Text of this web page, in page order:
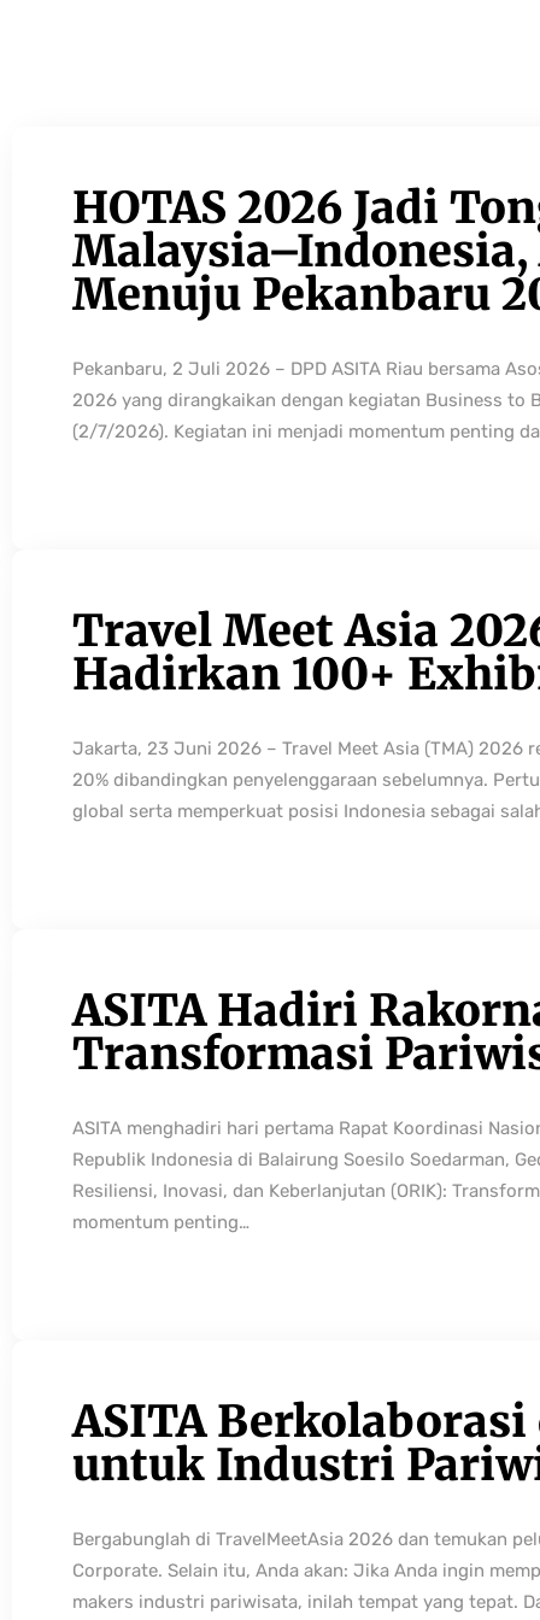
HOTAS 2026 Jadi
Menuju Pekanbaru
Pekanbaru, 2 Juli 2026 – DPD ASITA Riau bersama
2026 yang dirangkaikan dengan kegiatan Business to
(2/7/2026). Kegiatan ini menjadi momentum penting
Travel Meet Asia
Hadirkan 100+
Jakarta, 23 Juni 2026 – Travel Meet Asia (TMA) 2026
20% dibandingkan penyelenggaraan sebelumnya.
global serta memperkuat posisi Indonesia sebagai
ASITA Hadiri
Transformasi
ASITA menghadiri hari pertama Rapat Koordinasi
Republik Indonesia di Balairung Soesilo Soedarman,
Resiliensi, Inovasi, dan Keberlanjutan (ORIK):
momentum penting…
ASITA
untuk Industri
Bergabunglah di TravelMeetAsia 2026 dan temukan
Corporate. Selain itu, Anda akan: Jika Anda ingin
makers industri pariwisata, inilah tempat yang tepat.